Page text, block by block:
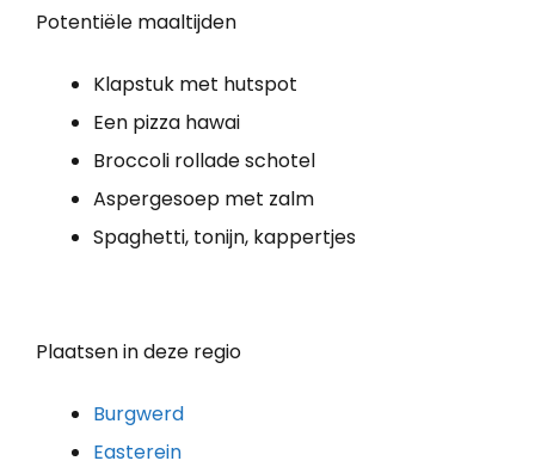
Potentiële maaltijden
Klapstuk met hutspot
Een pizza hawai
Broccoli rollade schotel
Aspergesoep met zalm
Spaghetti, tonijn, kappertjes
Plaatsen in deze regio
Burgwerd
Easterein